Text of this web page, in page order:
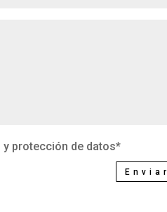
protección de datos*
Enviar